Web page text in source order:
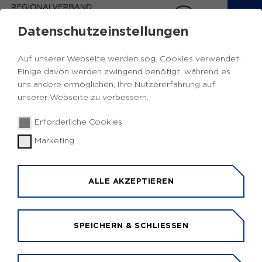
CEF VERKEHR
AUF EINEN BLICK
Verkehrsinfrastruktur für eine interoperable,
nachhaltige, barrierefreie und sichere Mobilität in
Wer wird gefördert:
Datenschutzeinstellungen
Auf unserer Webseite werden sog. Cookies verwendet.
Einige davon werden zwingend benötigt, während es
uns andere ermöglichen, Ihre Nutzererfahrung auf
unserer Webseite zu verbessern.
Erforderliche Cookies
Marketing
ALLE AKZEPTIEREN
SPEICHERN & SCHLIESSEN